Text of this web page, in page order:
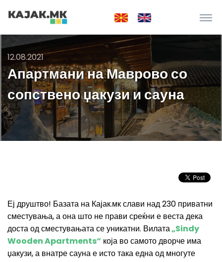
12.08.2021
Апартмани на Маврово со
сопствено џакузи и сауна
Еј друштво! Базата на Кајак.мк слави над 230 приватни
сместувања, а она што не прави среќни е веста дека
доста од сместувањата се уникатни. Вилата„Sindy
Wooden Apartments“ која во самото дворче има
џакузи, а внатре сауна е исто така една од многуте